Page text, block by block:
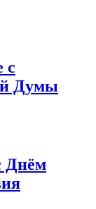
с
Думы
Днём